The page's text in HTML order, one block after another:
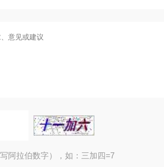
阿拉伯数字），如：三加四=7